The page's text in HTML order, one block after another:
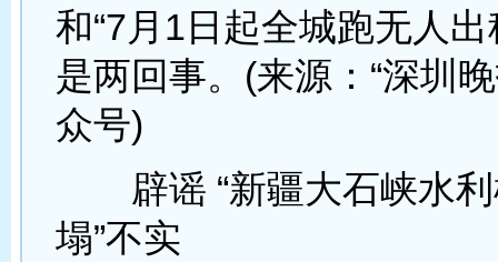
和“7月1日起全城跑无人出
是两回事。(来源：“深圳
众号)
辟谣 “新疆大石峡水利
塌”不实